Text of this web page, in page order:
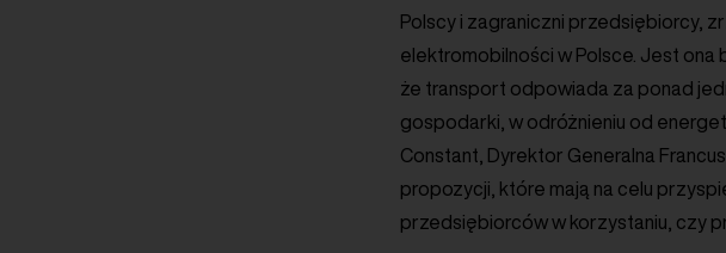
Polscy i zagraniczni przedsiębiorcy,
elektromobilności w Polsce. Jest ona
że transport odpowiada za ponad
gospodarki, w odróżnieniu od
Constant, Dyrektor Generalna
propozycji, które mają na celu
przedsiębiorców w korzystaniu, czy